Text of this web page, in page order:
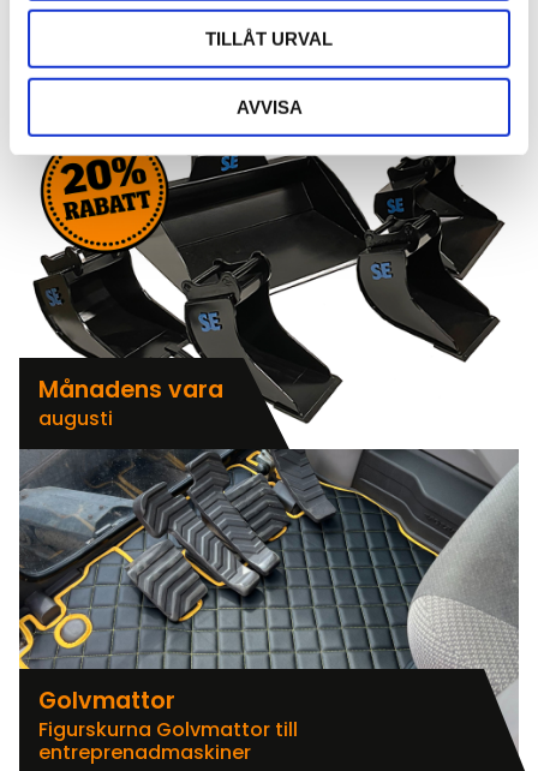
TILLÅT URVAL
AVVISA
bara utseende. Rätt matta skyddar originalgolvet mot
slitage, förenklar rengöringen och bidrar till...
Månadens vara
augusti
Golvmattor
Figurskurna Golvmattor till
entreprenadmaskiner